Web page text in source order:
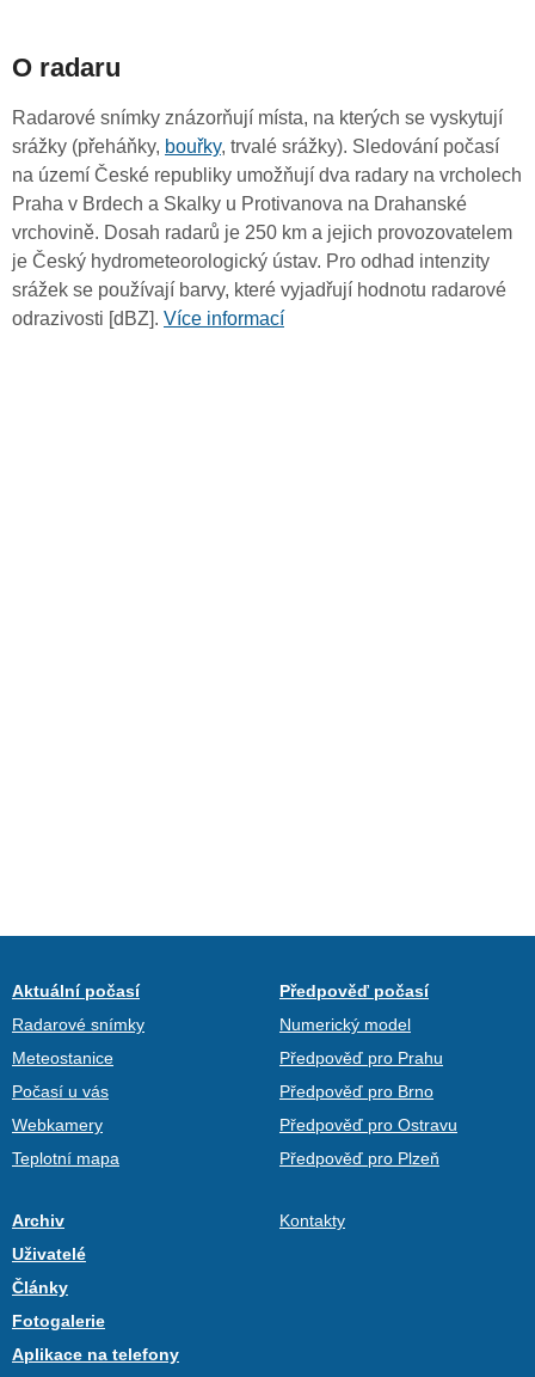
O radaru
Radarové snímky znázorňují místa, na kterých se vyskytují
srážky (přeháňky, bouřky, trvalé srážky). Sledování počasí
na území České republiky umožňují dva radary na vrcholech
Praha v Brdech a Skalky u Protivanova na Drahanské
vrchovině. Dosah radarů je 250 km a jejich provozovatelem
je Český hydrometeorologický ústav. Pro odhad intenzity
srážek se používají barvy, které vyjadřují hodnotu radarové
odrazivosti [dBZ]. Více informací
Aktuální počasí
Radarové snímky
Meteostanice
Počasí u vás
Webkamery
Teplotní mapa
Předpověď počasí
Numerický model
Předpověď pro Prahu
Předpověď pro Brno
Předpověď pro Ostravu
Předpověď pro Plzeň
Archiv
Uživatelé
Články
Fotogalerie
Aplikace na telefony
Kontakty